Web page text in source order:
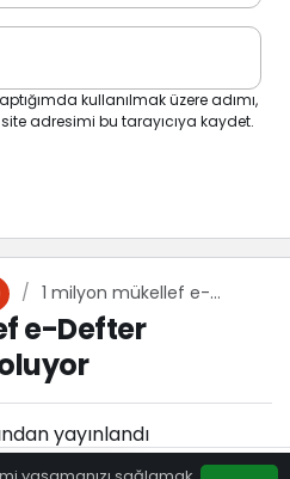
kullanılmak üzere adımı,
adresimi bu tarayıcıya kaydet.
1 milyon mükellef e-
Defter sistemine dahil
oluyor
e-Defter
yayınlandı
yayınlandı